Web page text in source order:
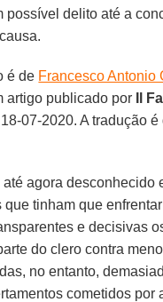
possível delito até a
é de Francesco Antonio
artigo publicado por
Il
18-07-2020. A tradução é
até agora desconhecido
que tinham que
e decisivas
do clero contra
no entanto,
cometidos por